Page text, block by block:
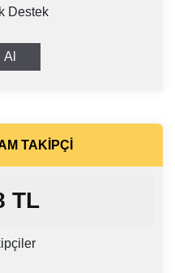
Destek
Al
TAKIPÇI
TL